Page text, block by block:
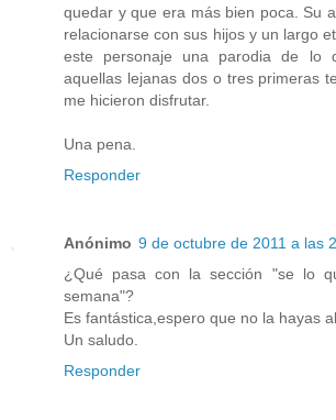
quedar y que era más bien poca. Su
relacionarse con sus hijos y un largo
este personaje una parodia de lo
aquellas lejanas dos o tres primeras
me hicieron disfrutar.
Una pena.
Responder
Anónimo 9 de octubre de 2011 a las
¿Qué pasa con la sección "se lo
semana"?
Es fantástica,espero que no la hayas
Un saludo.
Responder